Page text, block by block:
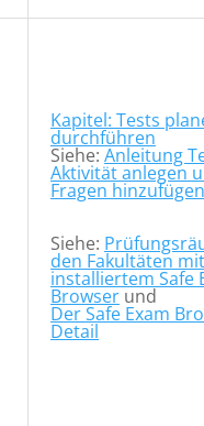
Kapitel: Tests
durchführen
Siehe: Anleitung
Aktivität anlegen
Fragen hinzufügen
Siehe:
den Fakultäten mit
installiertem Safe
Browser und
Der Safe Exam
Detail